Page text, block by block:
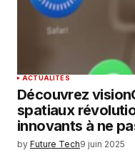
ACTUALITÉS
Découvrez
spatiaux
innovants à ne
by Future Tech9 juin 2025